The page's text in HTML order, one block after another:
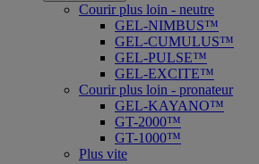
Courir plus loin - neutre
GEL-NIMBUS™
GEL-CUMULUS™
GEL-PULSE™
GEL-EXCITE™
Courir plus loin - pronateur
GEL-KAYANO™
GT-2000™
GT-1000™
Plus vite